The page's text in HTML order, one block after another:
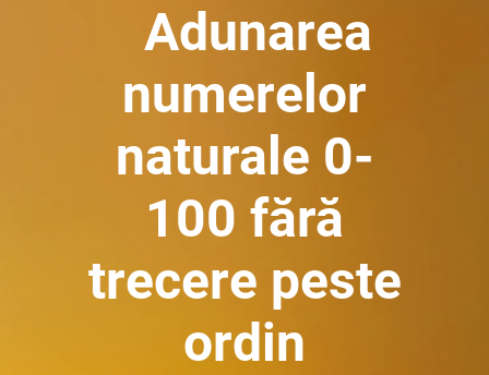
Adunarea
numerelor
naturale 0-
100 fără
trecere peste
ordin